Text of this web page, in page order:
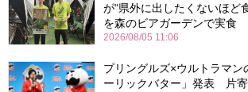
が“県外に出したくないほど
を森のビアガーデンで実食
2026/08/05 11:06
プリングルズ×ウルトラマン
ーリックバター」発表 片